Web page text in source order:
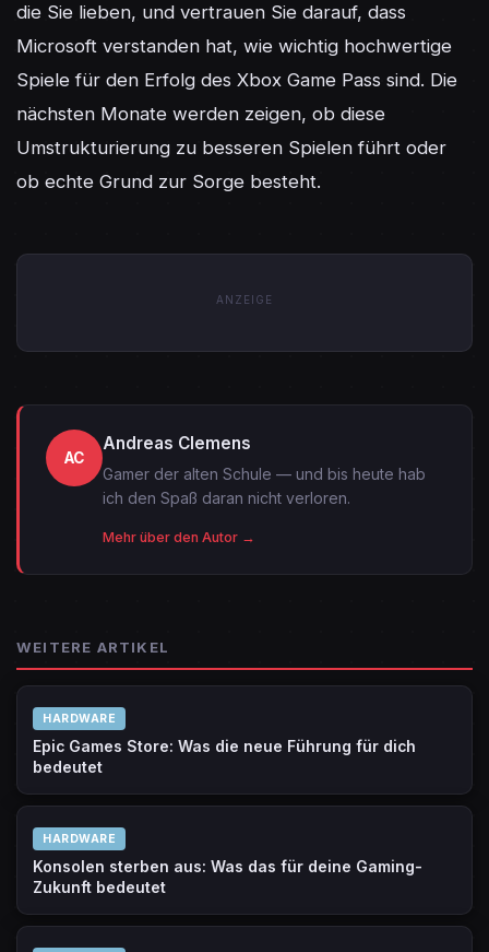
die Sie lieben, und vertrauen Sie darauf, dass
Microsoft verstanden hat, wie wichtig hochwertige
Spiele für den Erfolg des Xbox Game Pass sind. Die
nächsten Monate werden zeigen, ob diese
Umstrukturierung zu besseren Spielen führt oder
ob echte Grund zur Sorge besteht.
ANZEIGE
AC
Andreas Clemens
Gamer der alten Schule — und bis heute hab
ich den Spaß daran nicht verloren.
Mehr über den Autor →
WEITERE ARTIKEL
HARDWARE
Epic Games Store: Was die neue Führung für dich
bedeutet
HARDWARE
Konsolen sterben aus: Was das für deine Gaming-
Zukunft bedeutet